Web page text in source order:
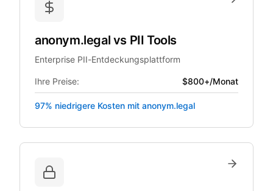
anonym.legal vs PII Tools
Enterprise PII-Entdeckungsplattform
Ihre Preise: $800+/Monat
97% niedrigere Kosten mit anonym.legal